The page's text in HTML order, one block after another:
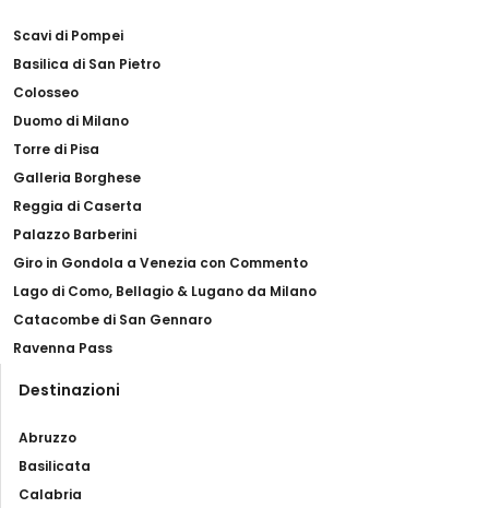
Scavi di Pompei
Basilica di San Pietro
Colosseo
Duomo di Milano
Torre di Pisa
Galleria Borghese
Reggia di Caserta
Palazzo Barberini
Giro in Gondola a Venezia con Commento
Lago di Como, Bellagio & Lugano da Milano
Catacombe di San Gennaro
Ravenna Pass
Destinazioni
Abruzzo
Basilicata
Calabria